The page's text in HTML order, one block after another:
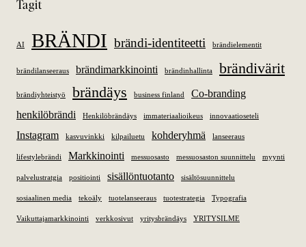
Tagit
AI BRÄNDI brändi-identiteetti brändielementit
brändilanseeraus brändimarkkinointi brändinhallinta brändivärit
brändiyhteistyö brändäys business finland
Co-branding
henkilöbrändi
Henkilöbrändäys immateriaalioikeus innovaatioseteli
Instagram kasvuvinkki kilpailuetu kohderyhmä lanseeraus
lifestylebrändi Markkinointi messuosasto messuosaston suunnittelu myynti
palvelustratgia positiointi sisällöntuotanto sisältösuunnittelu
sosiaalinen media tekoäly tuotelanseeraus tuotestrategia Typografia
Vaikuttajamarkkinointi verkkosivut yritysbrändäys YRITYSILME